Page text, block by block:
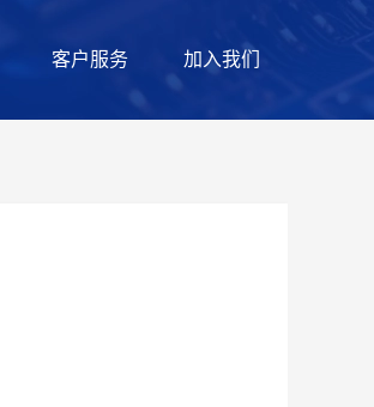
客户服务 加入我们